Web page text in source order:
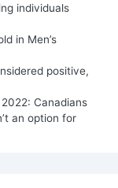
individuals
in Men’s
positive,
Canadians
an option for